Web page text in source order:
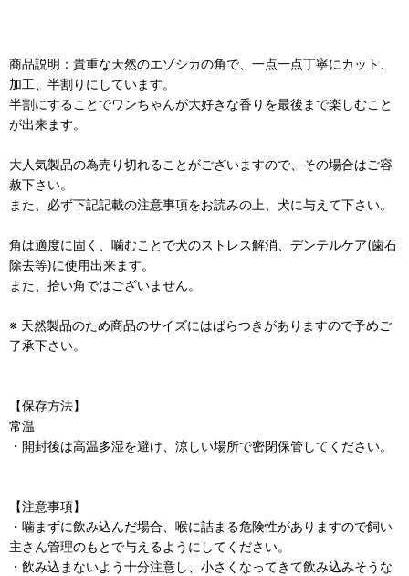
商品説明：貴重な天然のエゾシカの角で、一点一点丁寧にカット、
加工、半割りにしています。
半割にすることでワンちゃんが大好きな香りを最後まで楽しむこと
が出来ます。
大人気製品の為売り切れることがございますので、その場合はご容
赦下さい。
また、必ず下記記載の注意事項をお読みの上、犬に与えて下さい。
角は適度に固く、噛むことで犬のストレス解消、デンテルケア(歯石
除去等)に使用出来ます。
また、拾い角ではございません。
※ 天然製品のため商品のサイズにはばらつきがありますので予めご
了承下さい。
【保存方法】
常温
・開封後は高温多湿を避け、涼しい場所で密閉保管してください。
【注意事項】
・噛まずに飲み込んだ場合、喉に詰まる危険性がありますので飼い
主さん管理のもとで与えるようにしてください。
・飲み込まないよう十分注意し、小さくなってきて飲み込みそうな